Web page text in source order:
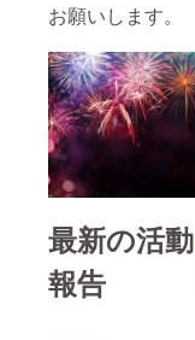
お願いします。
最新の活動
報告